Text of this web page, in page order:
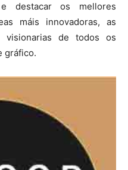
destacar os mellores
máis innovadoras, as
visionarias de todos os
gráfico.